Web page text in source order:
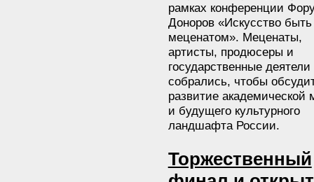
рамках конференции
Доноров «Искусство быть
меценатом». Меценаты,
артисты, продюсеры и
государственные деятели
собрались, чтобы
развитие академической
и будущего культурного
ландшафта России.
Торжественный